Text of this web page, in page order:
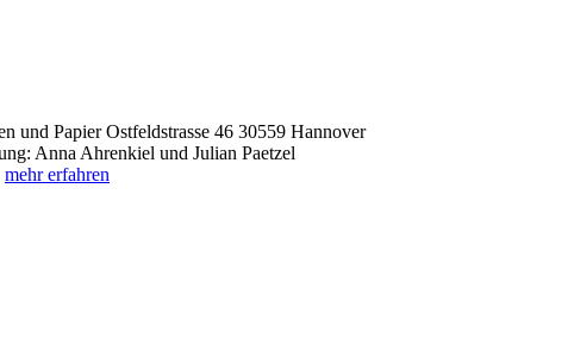
und Papier Ostfeldstrasse 46 30559 Hannover
Anna Ahrenkiel und Julian Paetzel
mehr erfahren